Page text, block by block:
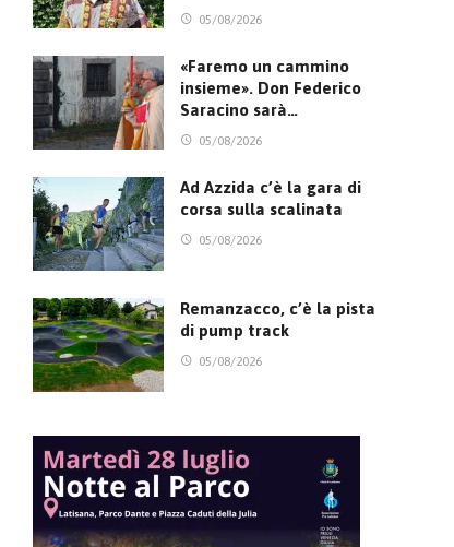
05/08/2026
«Faremo un cammino
insieme». Don Federico
Saracino sarà…
05/08/2026
Ad Azzida c’è la gara di
corsa sulla scalinata
05/08/2026
Remanzacco, c’è la pista
di pump track
05/08/2026